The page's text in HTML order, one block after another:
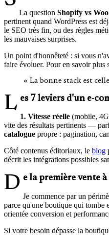
La questionShopify vs
pertinent quand WordPress est
le SEO très fin, ou des règles
les mauvaises surprises.
Un point d'honnêteté : si vous
faire évoluer. Pour en savoir plus
« La bonne stack est
Les 7 leviers d'un e-
1. Vitesse réelle (mobile,
vite des résultats pertinents —
catalogue propre : pagination,
Côté contenus éditoriaux, le blog
décrit les intégrations possibles
De la première
Je commence par un
parce qu'une boutique qui tombe
orientée conversion et
Si votre besoin dépasse la